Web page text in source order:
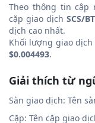
Theo thông tin cập
cặp giao dịch SCS/
dịch cao nhất.
Khối lượng giao
$0.004493.
Giải thích từ
Sàn giao dịch: Tên
Cặp: Tên cặp giao